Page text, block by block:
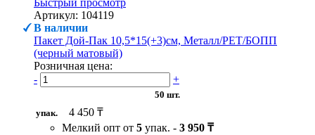
Быстрый просмотр
Артикул: 104119
В наличии
Пакет Дой-Пак 10,5*15(+3)см, Металл/PET/БОПП
(черный матовый)
Розничная цена:
-
+
50 шт.
упак.
4 450 ₸
Мелкий опт от 5 упак. - 3 950 ₸